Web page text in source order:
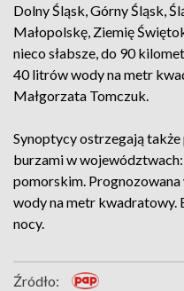
Dolny Śląsk, Górny Śląsk,
Małopolskę, Ziemię
nieco słabsze, do 90
40 litrów wody na metr
Małgorzata Tomczuk.
Synoptycy ostrzegają
burzami w
pomorskim.
wody na metr kwadratowy.
nocy.
Źródło: